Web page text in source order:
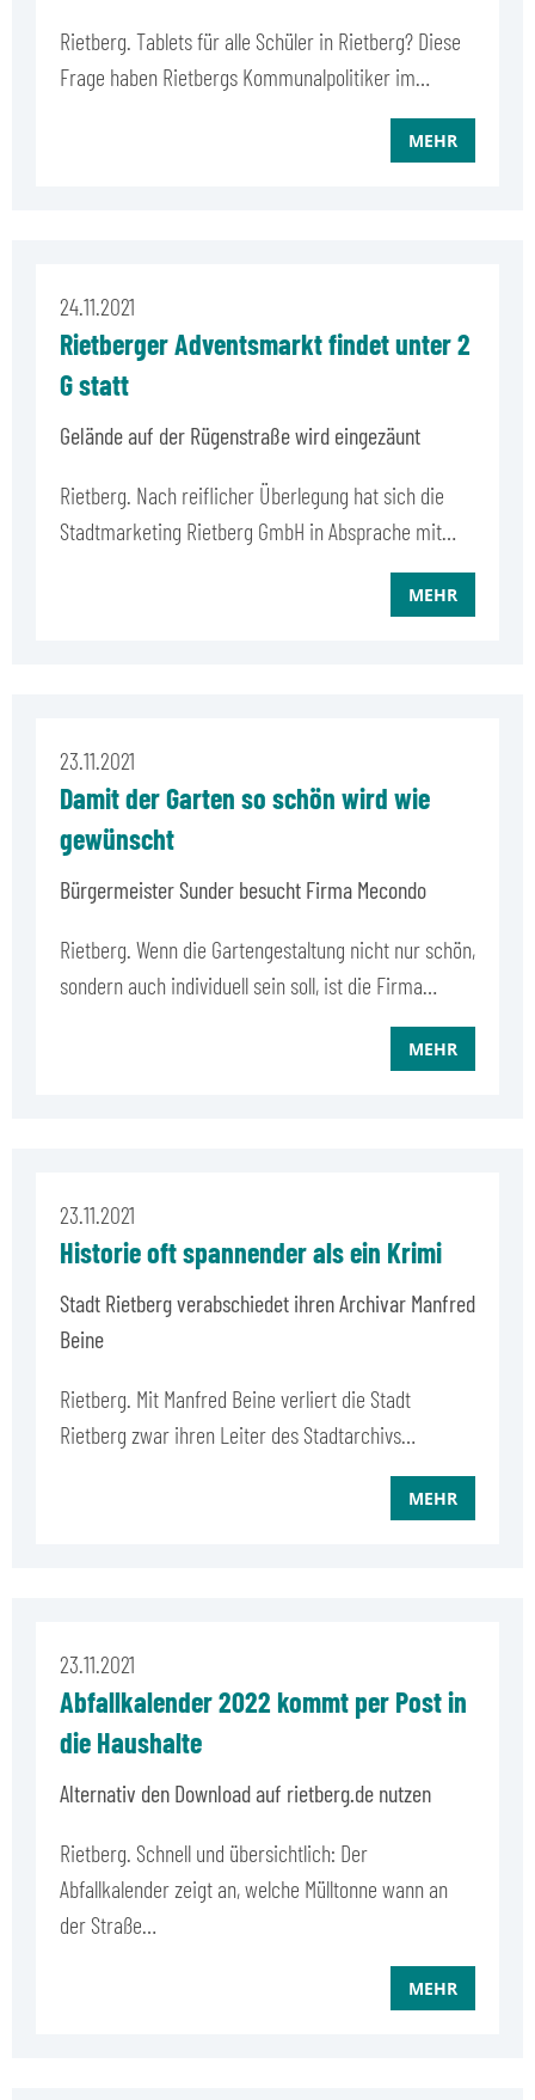
Rietberg. Tablets für alle Schüler in Rietberg? Diese
Frage haben Rietbergs Kommunalpolitiker im…
MEHR
24.11.2021
Rietberger Adventsmarkt findet unter 2
G statt
Gelände auf der Rügenstraße wird eingezäunt
Rietberg. Nach reiflicher Überlegung hat sich die
Stadtmarketing Rietberg GmbH in Absprache mit…
MEHR
23.11.2021
Damit der Garten so schön wird wie
gewünscht
Bürgermeister Sunder besucht Firma Mecondo
Rietberg. Wenn die Gartengestaltung nicht nur schön,
sondern auch individuell sein soll, ist die Firma…
MEHR
23.11.2021
Historie oft spannender als ein Krimi
Stadt Rietberg verabschiedet ihren Archivar Manfred
Beine
Rietberg. Mit Manfred Beine verliert die Stadt
Rietberg zwar ihren Leiter des Stadtarchivs…
MEHR
23.11.2021
Abfallkalender 2022 kommt per Post in
die Haushalte
Alternativ den Download auf rietberg.de nutzen
Rietberg. Schnell und übersichtlich: Der
Abfallkalender zeigt an, welche Mülltonne wann an
der Straße…
MEHR